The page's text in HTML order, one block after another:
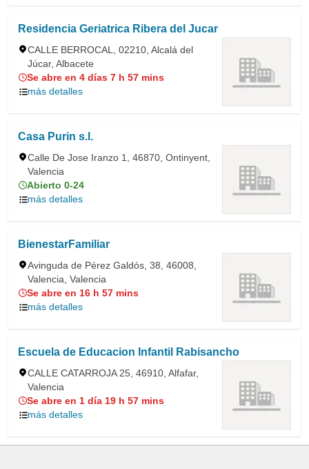
Residencia Geriatrica Ribera del Jucar
CALLE BERROCAL, 02210, Alcalá del
Júcar, Albacete
Se abre en 4 días 7 h 57 mins
más detalles
Casa Purin s.l.
Calle De Jose Iranzo 1, 46870, Ontinyent,
Valencia
Abierto 0-24
más detalles
BienestarFamiliar
Avinguda de Pérez Galdós, 38, 46008,
Valencia, Valencia
Se abre en 16 h 57 mins
más detalles
Escuela de Educacion Infantil Rabisancho
CALLE CATARROJA 25, 46910, Alfafar,
Valencia
Se abre en 1 día 19 h 57 mins
más detalles